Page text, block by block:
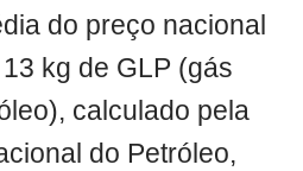
do preço nacional
kg de GLP (gás
calculado pela
do Petróleo,